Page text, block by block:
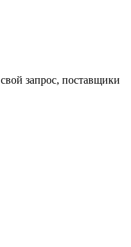
свой запрос, поставщики